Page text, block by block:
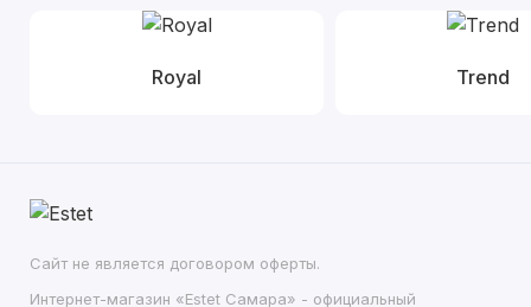
Royal Trend
Сайт не является договором оферты.
Интернет-магазин «Estet Самара» - официальный